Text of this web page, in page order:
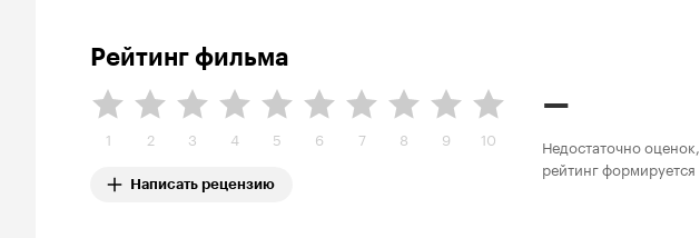
Рейтинг фильма
1 2 3 4 5 6 7 8 9 10
Написать рецензию
–
Недостаточно оценок,
рейтинг формируется